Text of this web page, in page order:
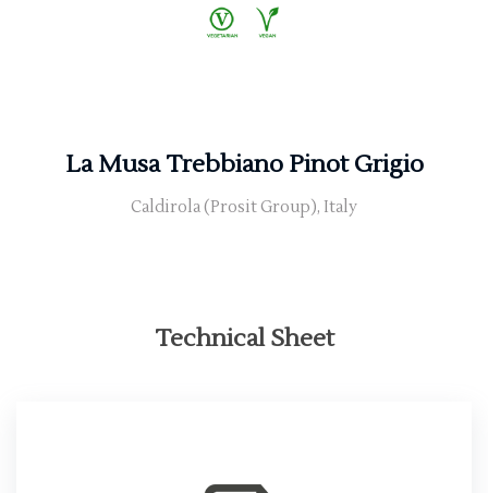
La Musa Trebbiano Pinot Grigio
Caldirola (Prosit Group), Italy
Technical Sheet